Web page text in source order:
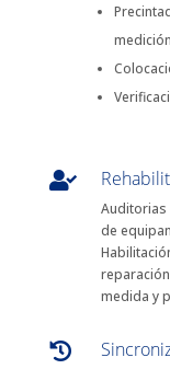
medición

Auditorias
de
medida y
